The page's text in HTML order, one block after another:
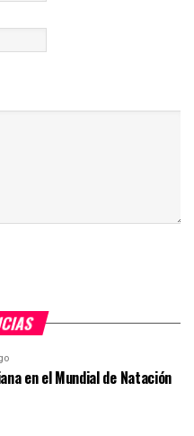
en el Mundial de Natación